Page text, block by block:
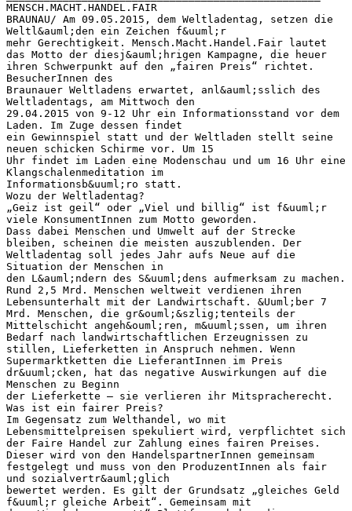
MENSCH.MACHT.HANDEL.FAIR
BRAUNAU/ Am 09.05.2015, dem Weltladentag, setzen die
Weltl&auml;den ein Zeichen f&uuml;r
mehr Gerechtigkeit. Mensch.Macht.Handel.Fair lautet
das Motto der diesj&auml;hrigen Kampagne, die heuer
ihren Schwerpunkt auf den „fairen Preis“ richtet.
BesucherInnen des
Braunauer Weltladens erwartet, anl&auml;sslich des
Weltladentags, am Mittwoch den
29.04.2015 von 9-12 Uhr ein Informationsstand vor dem
Laden. Im Zuge dessen findet
ein Gewinnspiel statt und der Weltladen stellt seine
neuen schicken Schirme vor. Um 15
Uhr findet im Laden eine Modenschau und um 16 Uhr eine
Klangschalenmeditation im
Informationsb&uuml;ro statt.
Wozu der Weltladentag?
„Geiz ist geil“ oder „Viel und billig“ ist f&uuml;r
viele KonsumentInnen zum Motto geworden.
Dass dabei Menschen und Umwelt auf der Strecke
bleiben, scheinen die meisten auszublenden. Der
Weltladentag soll jedes Jahr aufs Neue auf die
Situation der Menschen in
den L&auml;ndern des S&uuml;dens aufmerksam zu machen.
Rund 2,5 Mrd. Menschen weltweit verdienen ihren
Lebensunterhalt mit der Landwirtschaft. &Uuml;ber 7
Mrd. Menschen, die gr&ouml;&szlig;tenteils der
Mittelschicht angeh&ouml;ren, m&uuml;ssen, um ihren
Bedarf nach landwirtschaftlichen Erzeugnissen zu
stillen, Lieferketten in Anspruch nehmen. Wenn
Supermarktketten die LieferantInnen im Preis
dr&uuml;cken, hat das negative Auswirkungen auf die
Menschen zu Beginn
der Lieferkette – sie verlieren ihr Mitspracherecht.
Was ist ein fairer Preis?
Im Gegensatz zum Welthandel, wo mit
Lebensmittelpreisen spekuliert wird, verpflichtet sich
der Faire Handel zur Zahlung eines fairen Preises.
Dieser wird von den HandelspartnerInnen gemeinsam
festgelegt und muss von den ProduzentInnen als fair
und sozialvertr&auml;glich
bewertet werden. Es gilt der Grundsatz „gleiches Geld
f&uuml;r gleiche Arbeit“. Gemeinsam mit